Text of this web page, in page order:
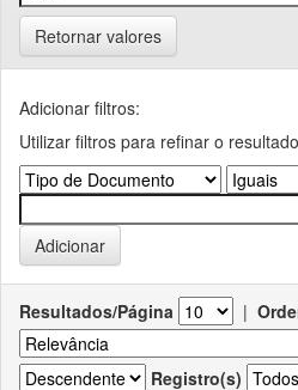
Retornar valores
Adicionar filtros:
Utilizar filtros para refinar o
Resultados/Página |
Registro(s)